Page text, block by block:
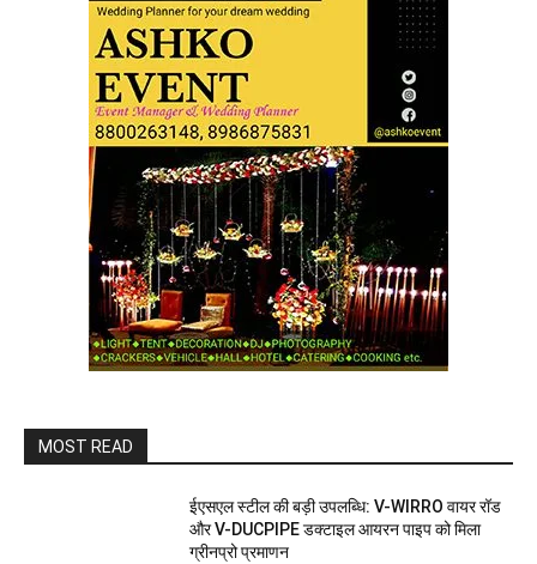
MOST READ
ईएसएल स्टील की बड़ी उपलब्धि: V-WIRRO वायर रॉड
और V-DUCPIPE डक्टाइल आयरन पाइप को मिला
ग्रीनप्रो प्रमाणन